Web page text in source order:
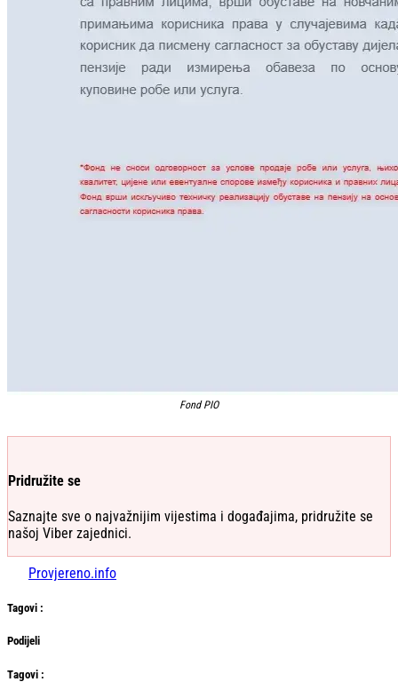
Fond PIO
Pridružite se
Saznajte sve o najvažnijim vijestima i događajima, pridružite se
našoj Viber zajednici.
Provjereno.info
Tagovi :
Podijeli
Тagovi :